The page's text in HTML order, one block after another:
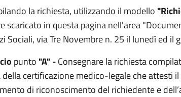
la richiesta, utilizzando il modello
scaricato in questa pagina nell'area
Sociali, via Tre Novembre n. 25 il lunedì ed
punto "A" -Consegnare la richiesta
della certificazione medico-legale che attesti
di riconoscimento del richiedente e